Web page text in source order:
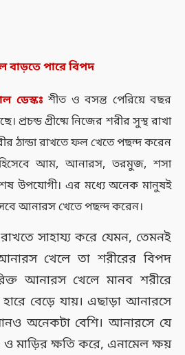
বাড়তে পারে বিপদ
ডেস্কঃ শীত ও বসন্ত পেরিয়ে বছর
প্রচন্ড গ্রীষ্মে নিজের শরীর সুস্থ রাখা
ঠান্ডা রাখতে ফল খেতে পছন্দ করেন
আম, আনারস, তরমুজ, শসা
উপযোগী। এর মধ্যে অনেক মানুষই
আনারস খেতে পছন্দ করেন।
সাহায্য করে যেমন, তেমনই
খেলে তা শরীরের বিপদ
আনারস খেলে মানব শরীরে
হারে বেড়ে যায়। এছাড়া আনারসে
অনেকটা বেশি। আনারসে যে
মাড়ির ক্ষতি করে, এনামেল ক্ষয়